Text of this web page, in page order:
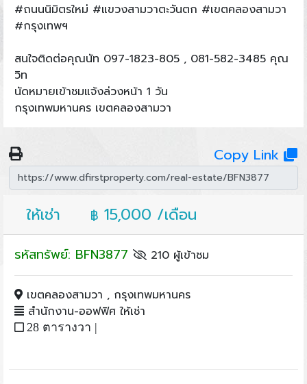
#ถนนนิมิตรใหม่ #แขวงสามวาตะวันตก #เขตคลองสามวา
#กรุงเทพฯ
สนใจติดต่อคุณนัท 097-1823-805 , 081-582-3485 คุณ
วิท
นัดหมายเข้าชมแจ้งล่วงหน้า 1 วัน
กรุงเทพมหานคร เขตคลองสามวา
Copy Link
ให้เช่า ฿ 15,000 /เดือน
รหัสทรัพย์: BFN3877 210 ผู้เข้าชม
เขตคลองสามวา , กรุงเทพมหานคร
สำนักงาน-ออฟฟิศ ให้เช่า
28 ตารางวา |